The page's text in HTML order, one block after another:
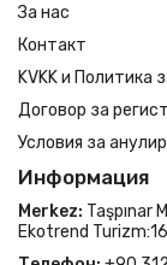
За нас
Контакт
KVKK и Политика
Договор за
Условия за
Информация
Merkez: Taşpınar
Ekotrend